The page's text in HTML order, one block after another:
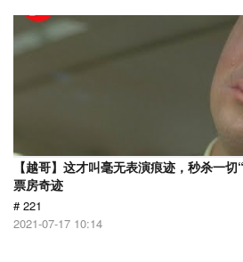
【越哥】这才叫毫无表演痕迹，秒杀一
票房奇迹
# 221
2021-07-17 10:14